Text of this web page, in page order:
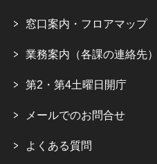
窓口案内・フロアマップ
業務案内（各課の連絡先）
第2・第4土曜日開庁
メールでのお問合せ
よくある質問